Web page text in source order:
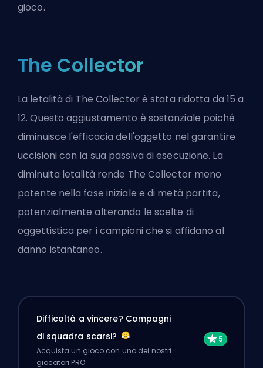
gioco.
The Collector
La letalità di The Collector è stata ridotta da 15 a
12. Questo aggiustamento è sostanziale poiché
diminuisce l'efficacia dell'oggetto nel garantire
uccisioni con la sua passiva di esecuzione. La
diminuita letalità rende The Collector meno
potente nella fase iniziale e di metà partita,
potenzialmente alterando le scelte di
oggettistica per i campioni che si affidano al
danno istantaneo.
Difficoltà a vincere? Compagni
di squadra scarsi?
Acquista un gioco con uno dei nostri
giocatori PRO.